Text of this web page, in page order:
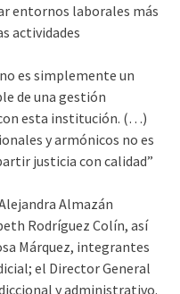
entornos laborales más
actividades
es simplemente un
de una gestión
esta institución. (…)
y armónicos no es
justicia con calidad”
Almazán
Rodríguez Colín, así
Márquez, integrantes
el Director General
y administrativo.